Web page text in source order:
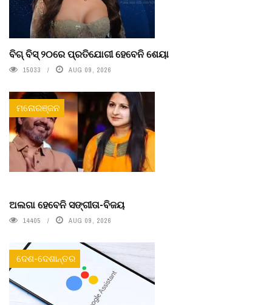
ବିଗ୍ ବିସ୍ ୨୦ରେ ପ୍ରତିଯୋଗୀ ହେବେନି ଶେୟା
15033 AUG 09, 2026
ମନୋରଞ୍ଜନ
ଅଲଗା ହେବେନି ସଙ୍ଗୀତା-ବିଜୟ
14405 AUG 09, 2026
ଦେଶ-ଦେଶାନ୍ତର